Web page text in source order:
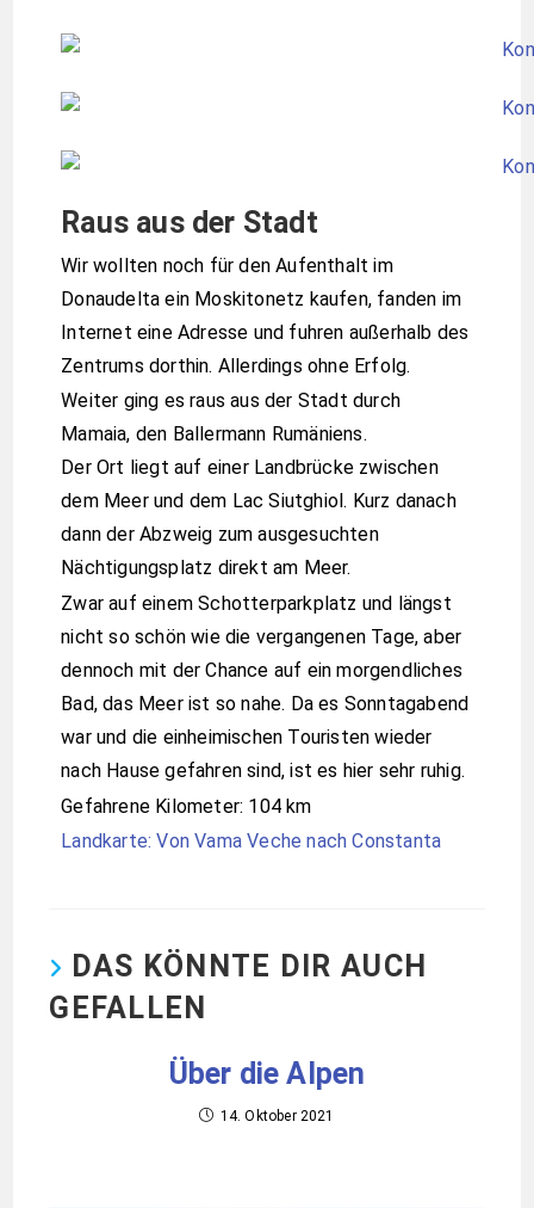
Raus aus der Stadt
Wir wollten noch für den Aufenthalt im
Donaudelta ein Moskitonetz kaufen, fanden im
Internet eine Adresse und fuhren außerhalb des
Zentrums dorthin. Allerdings ohne Erfolg.
Weiter ging es raus aus der Stadt durch
Mamaia, den Ballermann Rumäniens.
Der Ort liegt auf einer Landbrücke zwischen
dem Meer und dem Lac Siutghiol. Kurz danach
dann der Abzweig zum ausgesuchten
Nächtigungsplatz direkt am Meer.
Zwar auf einem Schotterparkplatz und längst
nicht so schön wie die vergangenen Tage, aber
dennoch mit der Chance auf ein morgendliches
Bad, das Meer ist so nahe. Da es Sonntagabend
war und die einheimischen Touristen wieder
nach Hause gefahren sind, ist es hier sehr ruhig.
Gefahrene Kilometer: 104 km
Landkarte: Von Vama Veche nach Constanta
DAS KÖNNTE DIR AUCH
GEFALLEN
Über die Alpen
14. Oktober 2021